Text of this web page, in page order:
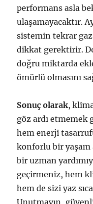
performans asla
ulaşamayacaktır.
sistemin tekrar gaz
dikkat gerektirir.
doğru miktarda
ömürlü olmasını
Sonuç olarak,
göz ardı etmemek
hem enerji
konforlu bir yaşam
bir uzman
geçirmeniz, hem
hem de sizi yaz